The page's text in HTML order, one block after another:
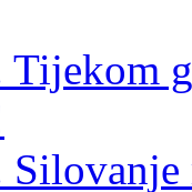
Tijekom